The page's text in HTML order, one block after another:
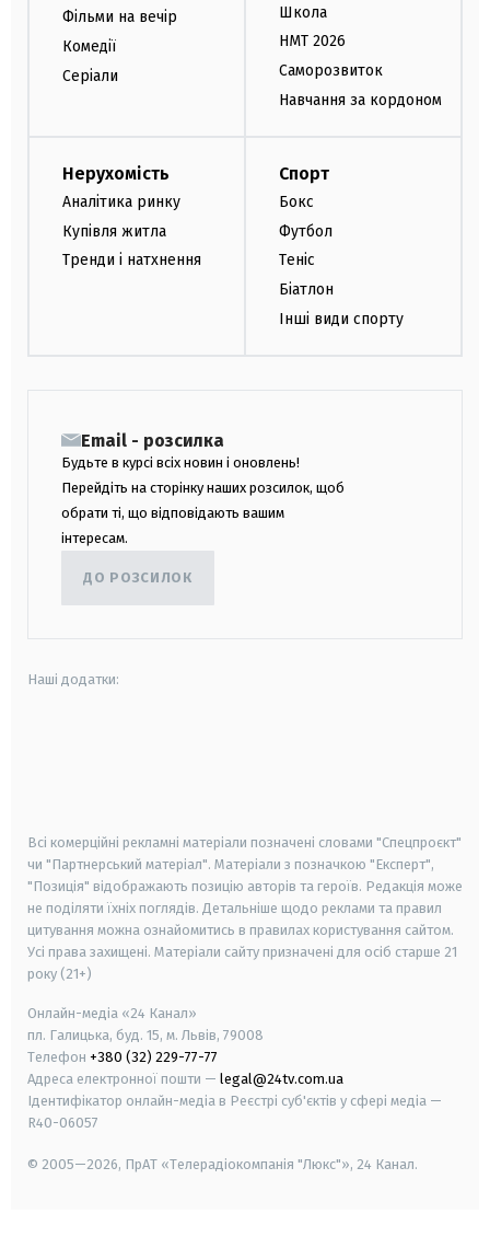
Фільми на вечір
Комедії
Серіали
Школа
НМТ 2026
Саморозвиток
Навчання за кордоном
Нерухомість
Аналітика ринку
Купівля житла
Тренди і натхнення
Спорт
Бокс
Футбол
Теніс
Біатлон
Інші види спорту
Email - розсилка
Будьте в курсі всіх новин і оновлень!
Перейдіть на сторінку наших розсилок, щоб
обрати ті, що відповідають вашим
інтересам.
ДО РОЗСИЛОК
Наші додатки:
Всі комерційні рекламні матеріали позначені словами "Спецпроєкт"
чи "Партнерський матеріал". Матеріали з позначкою "Експерт",
"Позиція" відображають позицію авторів та героїв. Редакція може
не поділяти їхніх поглядів. Детальніше щодо реклами та правил
цитування можна ознайомитись в правилах користування сайтом.
Усі права захищені. Матеріали сайту призначені для осіб старше 21
року (21+)
Онлайн-медіа «24 Канал»
пл. Галицька, буд. 15, м. Львів, 79008
Телефон +380 (32) 229-77-77
Адреса електронної пошти — legal@24tv.com.ua
Ідентифікатор онлайн-медіа в Реєстрі суб'єктів у сфері медіа —
R40-06057
© 2005—2026, ПрАТ «Телерадіокомпанія "Люкс"», 24 Канал.